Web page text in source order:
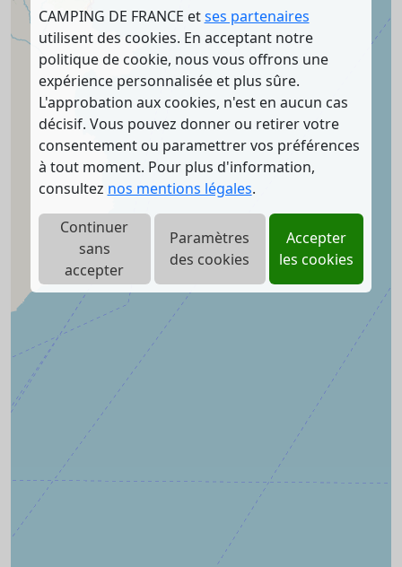
CAMPING DE FRANCE etses partenaires
utilisent des cookies. En acceptant notre
politique de cookie, nous vous offrons une
expérience personnalisée et plus sûre.
L'approbation aux cookies, n'est en aucun cas
décisif. Vous pouvez donner ou retirer votre
consentement ou paramettrer vos préférences
à tout moment. Pour plus d'information,
consultez nos mentions légales.
Continuer
sans
accepter
Paramètres
des cookies
Accepter
les cookies